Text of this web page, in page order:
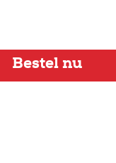
Bestel nu